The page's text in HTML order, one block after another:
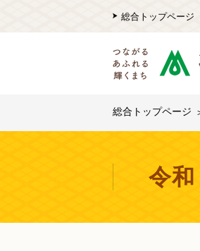
総合トップページ
総合トップページ
令和